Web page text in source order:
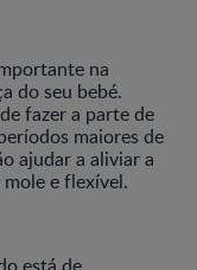
na
do seu bebé.
fazer a parte de
maiores de
ajudar a aliviar a
e flexível.